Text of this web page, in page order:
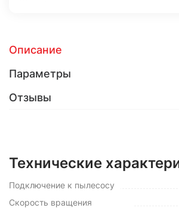
Описание
Параметры
Отзывы
Технические
Подключение к пылесосу
Скорость вращения